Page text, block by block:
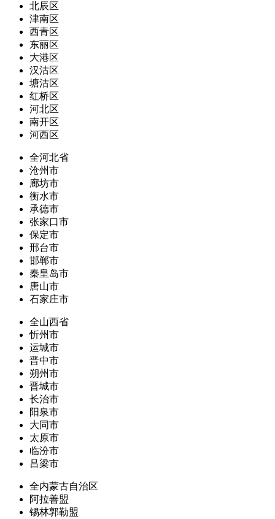
北辰区
津南区
西青区
东丽区
大港区
汉沽区
塘沽区
红桥区
河北区
南开区
河西区
全河北省
沧州市
廊坊市
衡水市
承德市
张家口市
保定市
邢台市
邯郸市
秦皇岛市
唐山市
石家庄市
全山西省
忻州市
运城市
晋中市
朔州市
晋城市
长治市
阳泉市
大同市
太原市
临汾市
吕梁市
全内蒙古自治区
阿拉善盟
锡林郭勒盟